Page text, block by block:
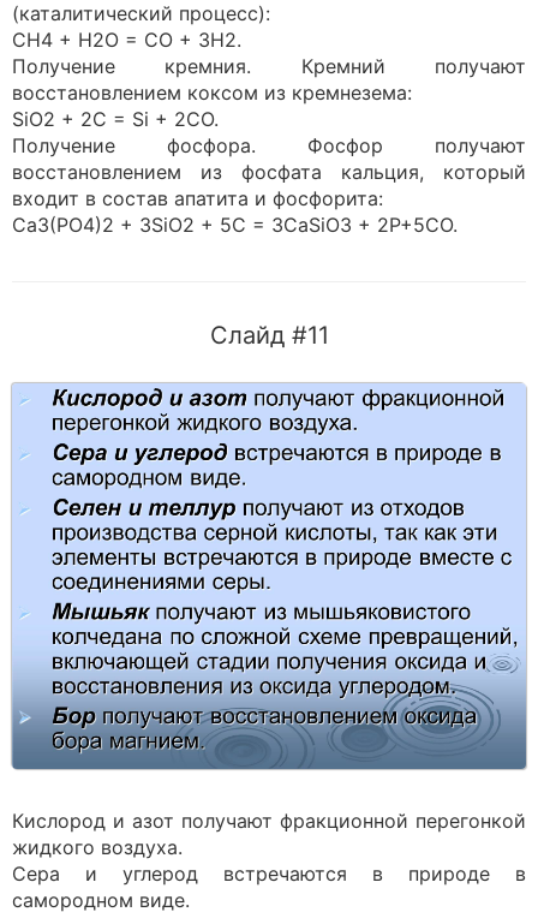
(каталитический процесс):
CH4 + H2O = CO + 3H2.
Получение кремния. Кремний получают
восстановлением коксом из кремнезема:
SiO2 + 2C = Si + 2CO.
Получение фосфора. Фосфор получают
восстановлением из фосфата кальция, который
входит в состав апатита и фосфорита:
Ca3(PO4)2 + 3SiO2 + 5C = 3CaSiO3 + 2P+5CO.
Слайд #11
Кислород и азот получают фракционной перегонкой
жидкого воздуха.
Сера и углерод встречаются в природе в
самородном виде.